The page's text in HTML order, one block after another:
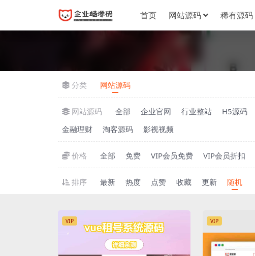
首页 网站源码 稀有源码
分类 网站源码
网站源码 全部 企业官网 行业整站 H5源码
金融理财
淘客源码 影视视频
价格 全部 免费 VIP会员免费 VIP会员折扣
排序 最新 热度 点赞 收藏 更新 随机
VIP VIP